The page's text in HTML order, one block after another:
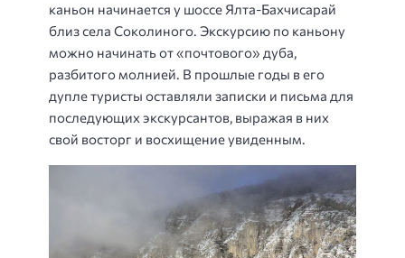
каньон начинается у шоссе Ялта-Бахчисарай
близ села Соколиного. Экскурсию по каньону
можно начинать от «почтового» дуба,
разбитого молнией. В прошлые годы в его
дупле туристы оставляли записки и письма для
последующих экскурсантов, выражая в них
свой восторг и восхищение увиденным.